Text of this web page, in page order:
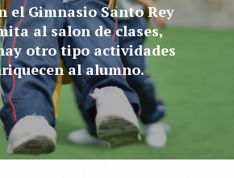
el Gimnasio Santo Rey
al salon de clases,
otro tipo actividades
al alumno.